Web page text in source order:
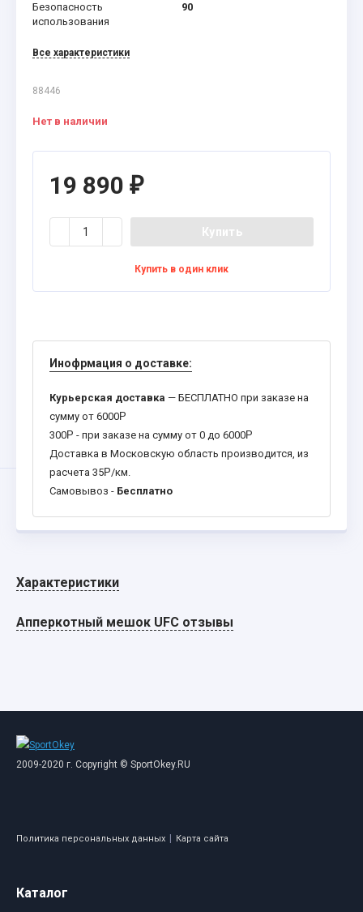
Безопасность
использования
90
Все характеристики
88446
Нет в наличии
19 890 ₽
Купить
Купить в один клик
Инофрмация о доставке:
Курьерская доставка — БЕСПЛАТНО при заказе на
сумму от 6000Р
300Р - при заказе на сумму от 0 до 6000Р
Доставка в Московскую область производится, из
расчета 35Р/км.
Самовывоз - Бесплатно
Характеристики
Апперкотный мешок UFC отзывы
2009-2020 г. Copyright © SportOkey.RU
Политика персональных данных Карта сайта
Каталог